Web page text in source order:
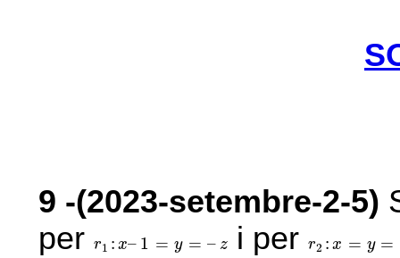
9 -(2023-setembre-2-5)
per r1 : x– 1 = y = – z
r1 :x– 1= –z i perr2 : x = y =
r2 :x= y= z